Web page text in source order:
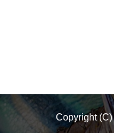
Copyright